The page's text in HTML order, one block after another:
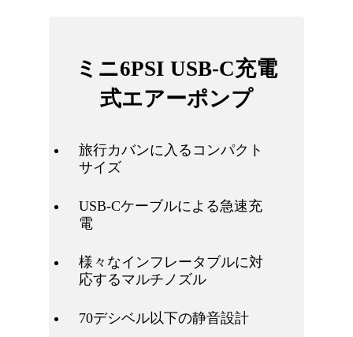
ミニ6PSI USB-C充電
式エアーポンプ
旅行カバンに入るコンパクト
サイズ
USB-Cケーブルによる急速充
電
様々なインフレータブルに対
応するマルチノズル
70デシベル以下の静音設計